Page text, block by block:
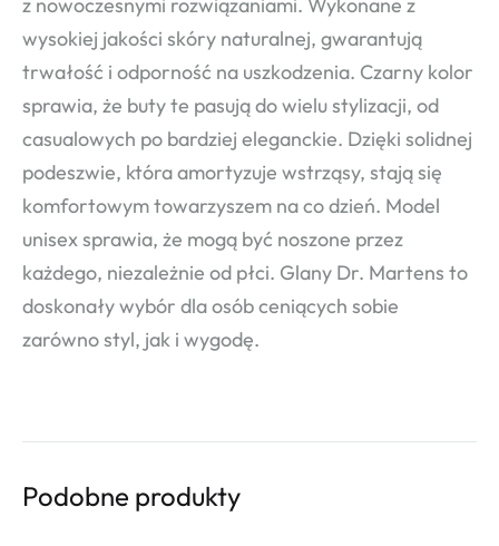
z nowoczesnymi rozwiązaniami. Wykonane z
wysokiej jakości skóry naturalnej, gwarantują
trwałość i odporność na uszkodzenia. Czarny kolor
sprawia, że buty te pasują do wielu stylizacji, od
casualowych po bardziej eleganckie. Dzięki solidnej
podeszwie, która amortyzuje wstrząsy, stają się
komfortowym towarzyszem na co dzień. Model
unisex sprawia, że mogą być noszone przez
każdego, niezależnie od płci. Glany Dr. Martens to
doskonały wybór dla osób ceniących sobie
zarówno styl, jak i wygodę.
Podobne produkty